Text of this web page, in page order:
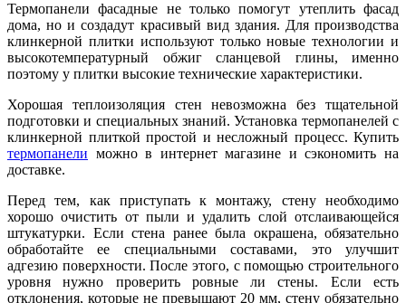
Термопанели фасадные не только помогут утеплить фасад
дома, но и создадут красивый вид здания. Для производства
клинкерной плитки используют только новые технологии и
высокотемпературный обжиг сланцевой глины, именно
поэтому у плитки высокие технические характеристики.
Хорошая теплоизоляция стен невозможна без тщательной
подготовки и специальных знаний. Установка термопанелей с
клинкерной плиткой простой и несложный процесс. Купить
термопанели можно в интернет магазине и сэкономить на
доставке.
Перед тем, как приступать к монтажу, стену необходимо
хорошо очистить от пыли и удалить слой отслаивающейся
штукатурки. Если стена ранее была окрашена, обязательно
обработайте ее специальными составами, это улучшит
адгезию поверхности. После этого, с помощью строительного
уровня нужно проверить ровные ли стены. Если есть
отклонения, которые не превышают 20 мм, стену обязательно